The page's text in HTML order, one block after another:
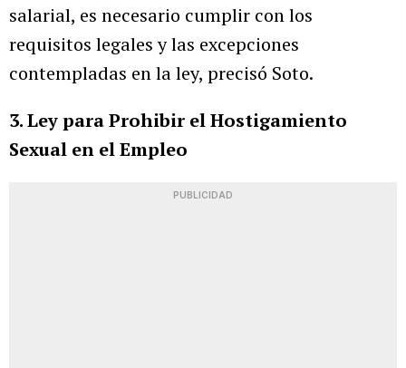
salarial, es necesario cumplir con los
requisitos legales y las excepciones
contempladas en la ley, precisó Soto.
3. Ley para Prohibir el Hostigamiento
Sexual en el Empleo
PUBLICIDAD